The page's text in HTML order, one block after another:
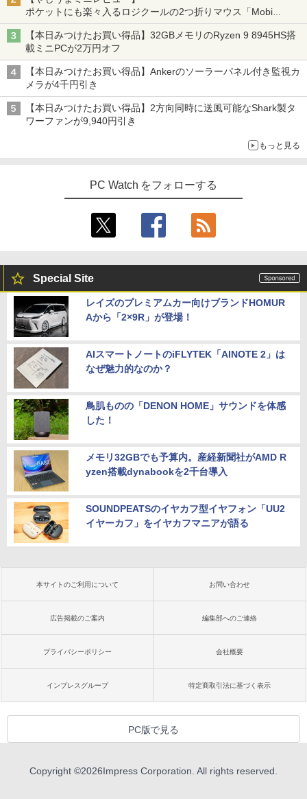
ポケットにも楽々入るロジクールの2つ折りマウス「Mobi
Fold」。その気になるギミックとは？
【本日みつけたお買い得品】32GBメモリのRyzen 9 8945HS搭
載ミニPCが2万円オフ
【本日みつけたお買い得品】Ankerのソーラーパネル付き監視カ
メラが4千円引き
【本日みつけたお買い得品】2方向同時に送風可能なShark製タ
ワーファンが9,940円引き
もっと見る
PC Watch をフォローする
Special Site
レイズのプレミアムカー向けブランドHOMUR
Aから「2×9R」が登場！
AIスマートノートのiFLYTEK「AINOTE 2」は
なぜ魅力的なのか？
鳥肌ものの「DENON HOME」サウンドを体感
した！
メモリ32GBでも予算内。産経新聞社がAMD R
yzen搭載dynabookを2千台導入
SOUNDPEATSのイヤカフ型イヤフォン「UU2
イヤーカフ」をイヤカフマニアが語る
本サイトのご利用について お問い合わせ
広告掲載のご案内 編集部へのご連絡
プライバシーポリシー 会社概要
インプレスグループ 特定商取引法に基づく表示
PC版で見る
Copyright ©2026Impress Corporation. All rights reserved.